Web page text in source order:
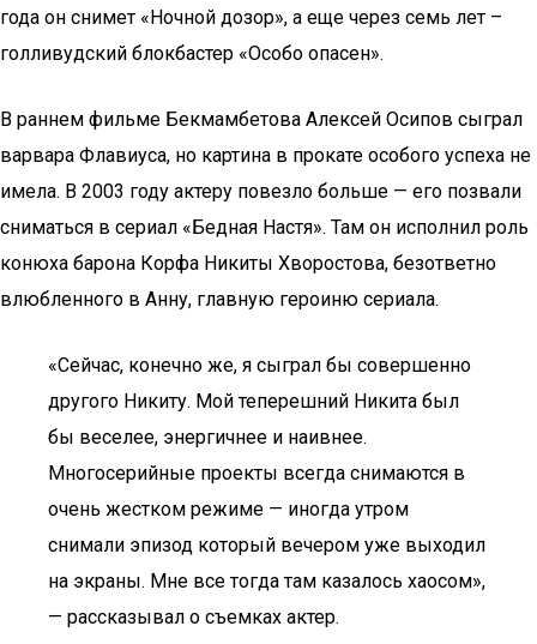
года он снимет «Ночной дозор», а еще через семь лет –
голливудский блокбастер «Особо опасен».
В раннем фильме Бекмамбетова Алексей Осипов сыграл
варвара Флавиуса, но картина в прокате особого успеха не
имела. В 2003 году актеру повезло больше — его позвали
сниматься в сериал «Бедная Настя». Там он исполнил роль
конюха барона Корфа Никиты Хворостова, безответно
влюбленного в Анну, главную героиню сериала.
«Сейчас, конечно же, я сыграл бы совершенно
другого Никиту. Мой теперешний Никита был
бы веселее, энергичнее и наивнее.
Многосерийные проекты всегда снимаются в
очень жестком режиме — иногда утром
снимали эпизод который вечером уже выходил
на экраны. Мне все тогда там казалось хаосом»,
— рассказывал о съемках актер.